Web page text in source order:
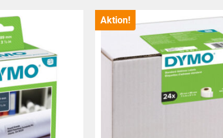
ist:
CHF6.35.
Aktion!